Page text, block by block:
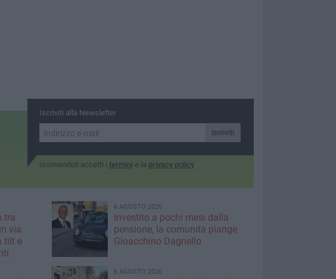
Iscriviti alla Newsletter
Iscriviti
Iscrivendoti accetti i termini e la privacy policy
tra
via
tilt e
6 AGOSTO 2026
Investito a pochi mesi dalla
pensione, la comunità piange
Gioacchino Dagnello
6 AGOSTO 2026